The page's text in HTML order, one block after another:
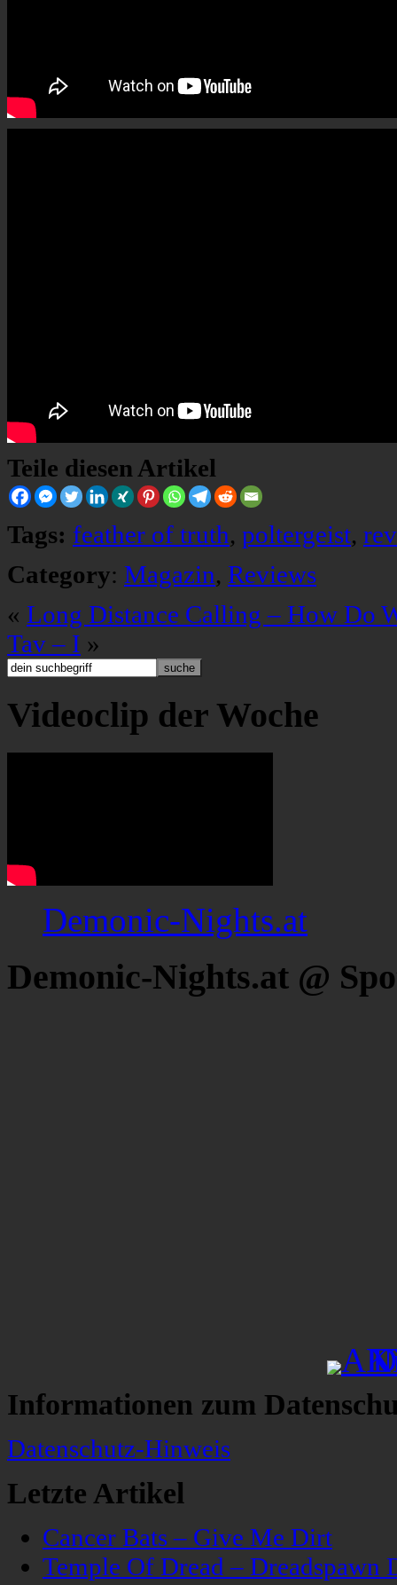
Teile diesen Artikel
Tags: feather of truth, poltergeist,
Category: Magazin, Reviews
« Long Distance Calling – How Do
Tav – I »
Videoclip der Woche
Demonic-Nights.at
Demonic-Nights.at @
Informationen zum
Datenschutz-Hinweis
Letzte Artikel
Cancer Bats – Give Me Dirt
Temple Of Dread – Dreadspawn